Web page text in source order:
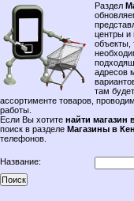
Раздел
центры и
объекты,
адресов
там
ассортименте товаров,
работы.
Если Вы хотите найти магазин
поиск в разделе Магазины в
телефонов.
Название: